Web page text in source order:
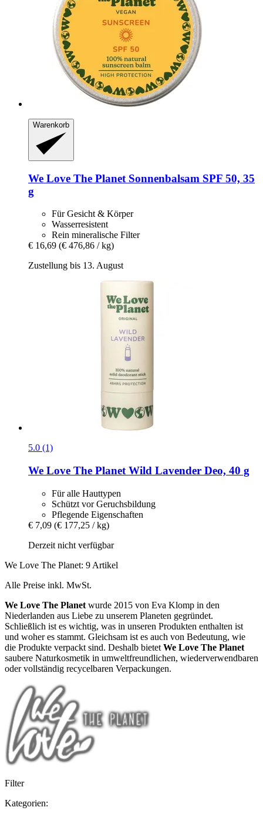
Warenkorb
We Love The Planet Sonnenbalsam SPF 50, 35
g
Für Gesicht & Körper
Wasserresistent
Rein mineralische Filter
€ 16,69 (€ 476,86 / kg)
Zustellung bis 13. August
5.0 (1)
We Love The PlanetWild Lavender Deo, 40 g
Für alle Hauttypen
Schützt vor Geruchsbildung
Pflegende Eigenschaften
€ 7,09 (€ 177,25 / kg)
Derzeit nicht verfügbar
We Love The Planet: 9 Artikel
Alle Preise inkl. MwSt.
We Love The Planet wurde 2015 von Eva Klomp in den
Niederlanden aus Liebe zu unserem Planeten gegründet.
Schließlich ist es wichtig, was in unseren Produkten enthalten ist
und woher es stammt. Gleichsam ist es auch von Bedeutung, wie
die Produkte verpackt sind. Deshalb bietet We Love The Planet
saubere Naturkosmetik in umweltfreundlichen, wiederverwendbaren
oder vollständig recycelbaren Verpackungen.
Filter
Kategorien: